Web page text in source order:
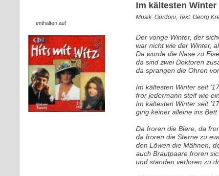
enthalten auf
Im kältesten Winter
Musik: Gordoni, Text: Georg
Der vorige Winter, der
war nicht wie der Winter,
Da wurde die Nase zu
da sind zwei Doktoren
da sprangen die Ohren
Im kältesten Winter seit
fror jedermann steif wie
Im kältesten Winter seit
ging keiner alleine ins Bett
Da froren die Biere, da
da froren die Sterne zu
den Löwen die Mähnen,
auch Brautpaare froren
und standen verloren zu